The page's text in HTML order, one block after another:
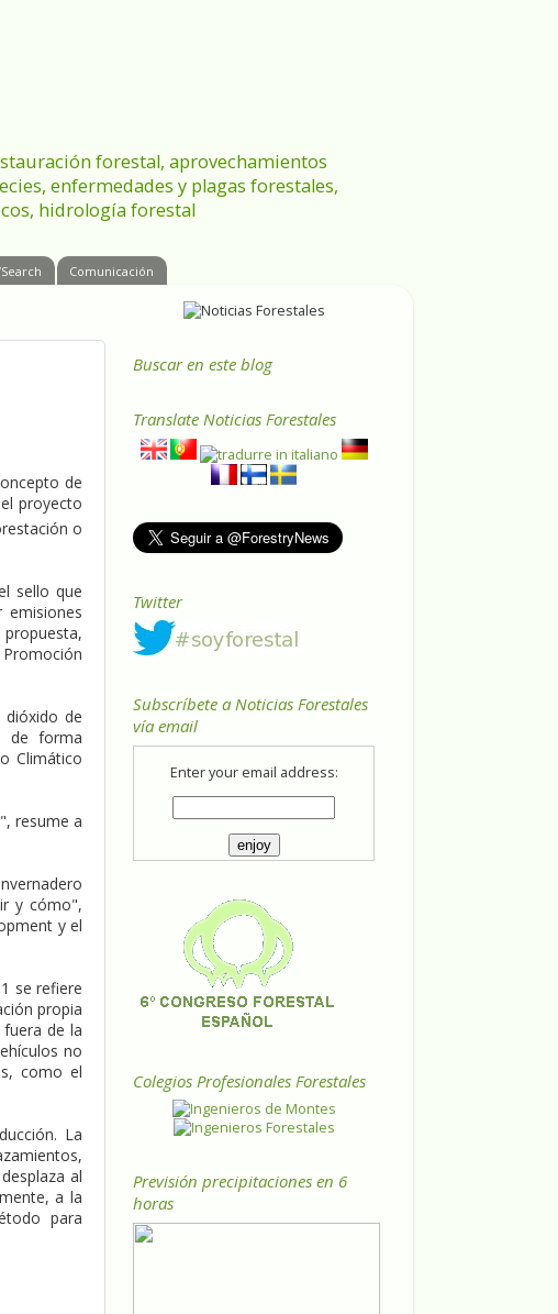
forestal, aprovechamientos
enfermedades y plagas forestales,
hidrología forestal
Comunicación
de
proyecto
o
sello que
emisiones
de
de forma
Climático
resume a
y cómo",
y el
se refiere
propia
de la
no
como el
La
al
a la
para
Buscar en este blog
Translate Noticias Forestales
Twitter
Subscríbete a Noticias Forestales
vía email
Enter your email address:
Colegios Profesionales Forestales
Previsión precipitaciones en 6
horas